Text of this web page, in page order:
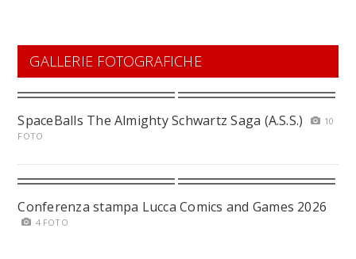
GALLERIE FOTOGRAFICHE
SpaceBalls The Almighty Schwartz Saga (A.S.S.)
10
FOTO
Conferenza stampa Lucca Comics and Games 2026
4 FOTO